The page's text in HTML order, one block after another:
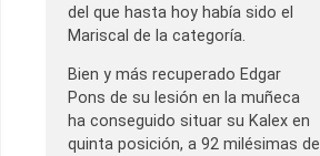
del que hasta hoy había sido el
Mariscal de la categoría.
Bien y más recuperado Edgar
Pons de su lesión en la muñeca
ha conseguido situar su Kalex en
quinta posición, a 92 milésimas de